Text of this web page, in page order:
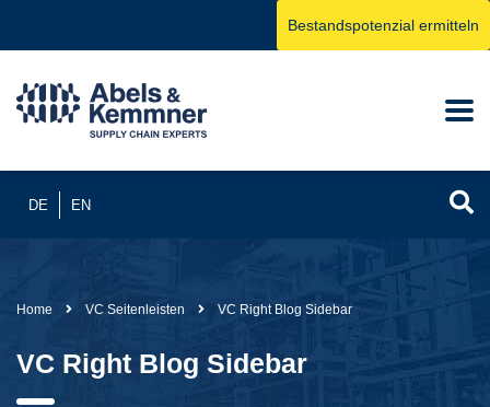
DE EN
Bestandspotenzial ermitteln
Home VC Seitenleisten VC Right Blog Sidebar
VC Right Blog Sidebar